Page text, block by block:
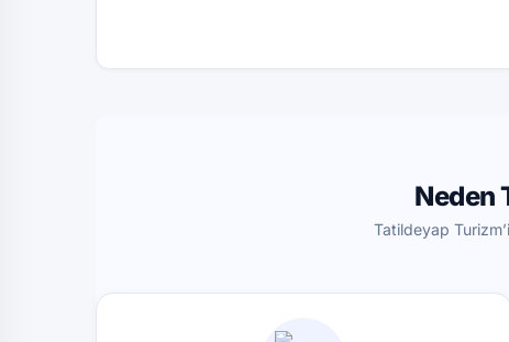
Neden
Tatildeyap